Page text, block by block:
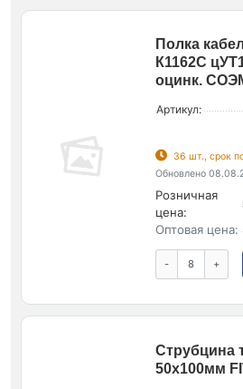
Полка
К1162С
оцинк.
Артикул:
36 шт., срок
Обновлено
Розничная
цена:
Оптовая цена:
- +
Струбцина
50х100мм